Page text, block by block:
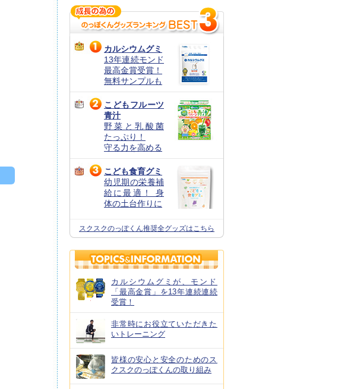
カルシウムグミ
13年連続モンド
最高金賞受賞！
無料サンプルも
こどもフルーツ
青汁
野菜と乳酸菌
たっぷり！
守る力を高める
こども食育グミ
幼児期の栄養補
給に最適！ 身
体の土台作りに
スクスクのっぽくん推奨全グッズはこちら
カルシウムグミが、モンド
「最高金賞」を13年連続連続
受賞！
非常時にお役立ていただきた
いトレーニング
皆様の安心と安全のためのス
クスクのっぽくんの取り組み